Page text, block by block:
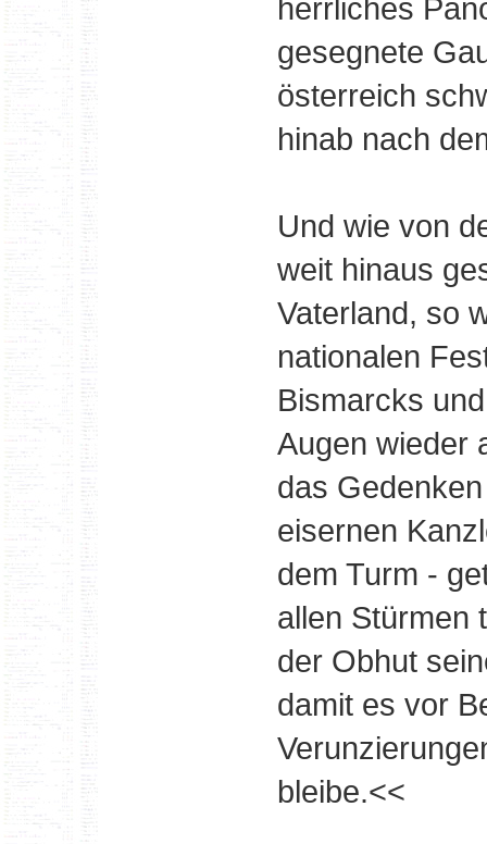
herrliches
gesegnete
österreich
hinab nach
Und wie von
weit hinaus
Vaterland, so
nationalen
Bismarcks
Augen wieder
das
eisernen
dem Turm -
allen Stürmen
der Obhut
damit es vor
bleibe.<<